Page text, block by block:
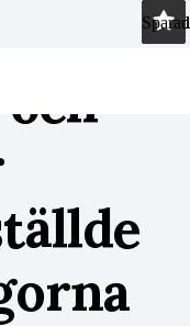
och
Sparad
Sparad
Sparad
Sparad